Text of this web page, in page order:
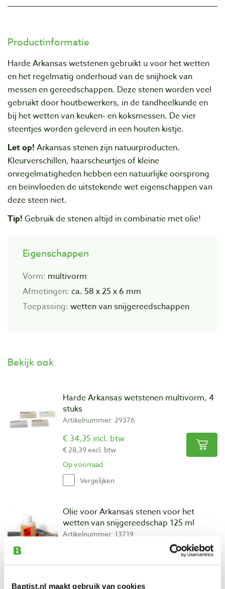
Baptist.nl maakt gebruik van cookies
Productinformatie
Harde Arkansas wetstenen gebruikt u voor het wetten
en het regelmatig onderhoud van de snijhoek van
messen en gereedschappen. Deze stenen worden veel
gebruikt door houtbewerkers, in de tandheelkunde en
bij het wetten van keuken- en koksmessen. De vier
steentjes worden geleverd in een houten kistje.
Let op! Arkansas stenen zijn natuurproducten.
Kleurverschillen, haarscheurtjes of kleine
onregelmatigheden hebben een natuurlijke oorsprong
en beïnvloeden de uitstekende wet eigenschappen van
deze steen niet.
Tip! Gebruik de stenen altijd in combinatie met olie!
Eigenschappen
Vorm: multivorm
Afmetingen: ca. 58 x 25 x 6 mm
Toepassing: wetten van snijgereedschappen
Bekijk ook
Harde Arkansas wetstenen multivorm, 4
stuks
Artikelnummer: 29376
€ 34,35 incl. btw
€ 28,39 excl. btw
Op voorraad
Vergelijken
Olie voor Arkansas stenen voor het
wetten van snijgereedschap 125 ml
Artikelnummer: 13719
€ 3,97 excl. btw